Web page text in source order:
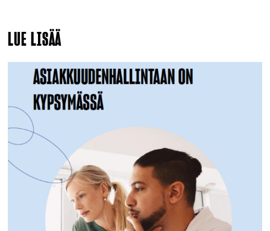
LUE LISÄÄ